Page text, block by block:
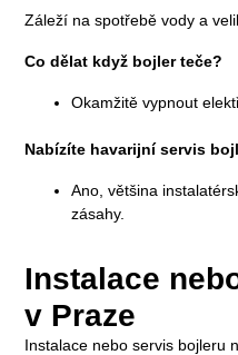
Záleží na spotřebě vody a
Co dělat když bojler teče?
Okamžitě vypnout
Nabízíte havarijní servis
Ano, většina
zásahy.
Instalace
v Praze
Instalace nebo servis bojleru